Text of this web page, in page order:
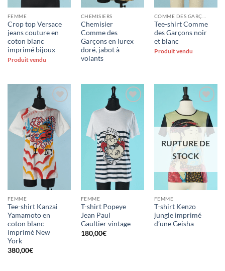
FEMME
Crop top Versace
jeans couture en
coton blanc
imprimé bijoux
Produit vendu
CHEMISIERS
Chemisier
Comme des
Garçons en lurex
doré, jabot à
volants
Tee-shirt Comme
des Garçons noir
et blanc
Produit vendu
Ajouter
à la liste
d'envies
FEMME
Tee-shirt Kanzai
Yamamoto en
coton blanc
imprimé New
York
380,00€
Ajouter
à la liste
d'envies
FEMME
T-shirt Popeye
Jean Paul
Gaultier vintage
180,00€
Ajouter
à la liste
d'envies
RUPTURE DE
STOCK
FEMME
T-shirt Kenzo
jungle imprimé
d’une Geisha